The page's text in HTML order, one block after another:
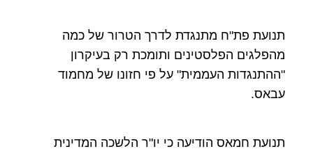
תנועת פת"ח מתנגדת לדרך הטרור של כמה
מהפלגים הפלסטינים ותומכת רק בעיקרון
"ההתנגדות העממית" על פי חזונו של מחמוד
עבאס.
תנועת חמאס הודיעה כי יו"ר הלשכה המדינית